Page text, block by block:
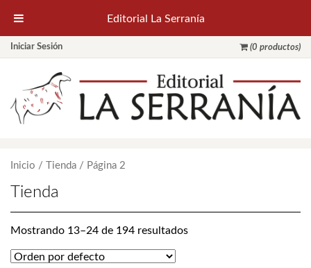
Iniciar Sesión (0 productos)
Inicio / Tienda / Página 2
Tienda
Mostrando 13–24 de 194 resultados
Editorial La Serranía